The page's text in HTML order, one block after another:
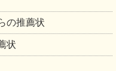
の推薦状
状